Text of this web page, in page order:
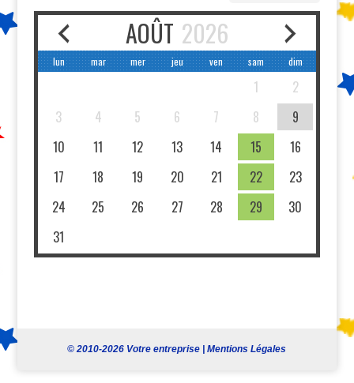
AOÛT 2026
lun mar mer jeu ven sam dim
1
2
3
4 5 6 7 8
9
10
11 12 13 14 15
16
17
18 19 20 21 22
23
24
25 26 27 28 29
30
31
© 2010-2026 Votre entreprise |Mentions Légales